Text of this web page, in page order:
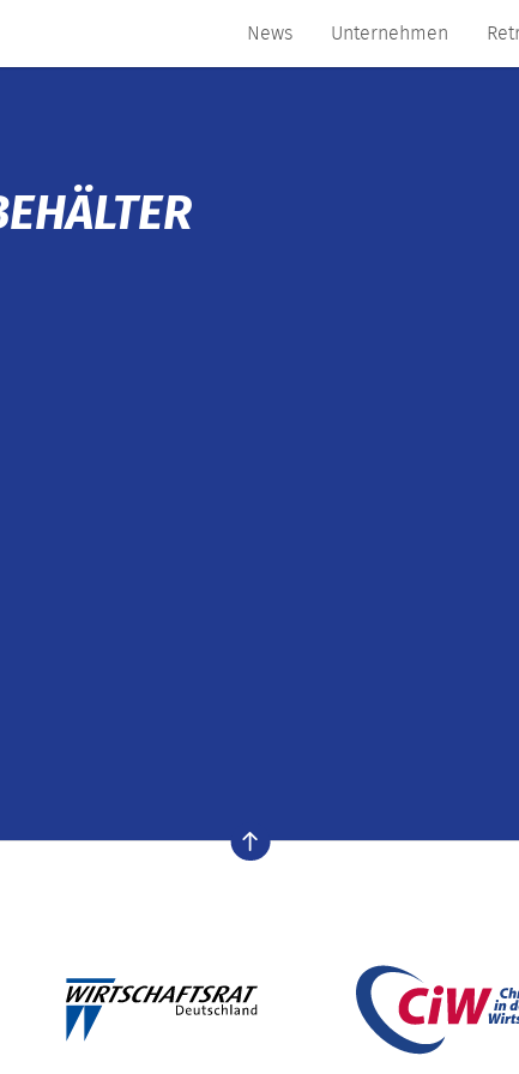
News Unternehmen
nach oben